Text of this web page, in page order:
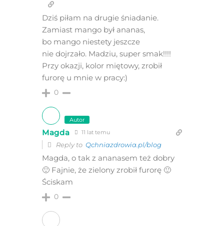
Dziś piłam na drugie śniadanie.
Zamiast mango był ananas,
bo mango niestety jeszcze
nie dojrzało. Madziu, super smak!!!!
Przy okazji, kolor miętowy, zrobił
furorę u mnie w pracy:)
0
Autor
Magda 11 lat temu
Reply to Qchniazdrowia.pl/blog
Magda, o tak z ananasem też dobry
🙂 Fajnie, że zielony zrobił furorę 🙂
Ściskam
0